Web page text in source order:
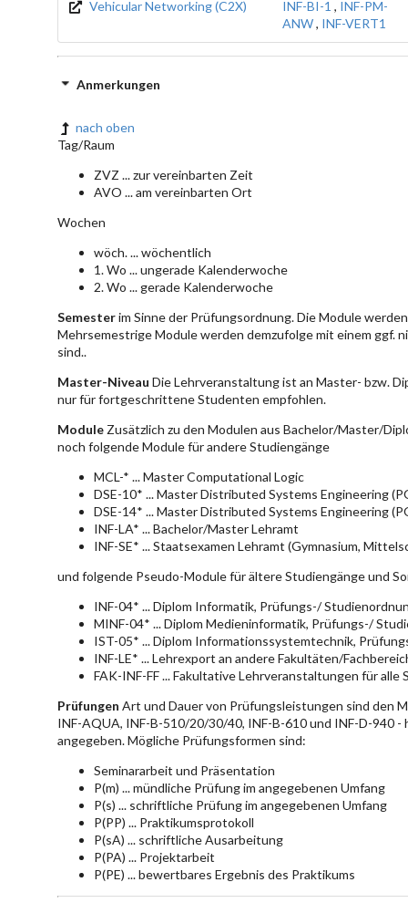
Vehicular Networking (C2X) INF-BI-1 , INF-PM-
ANW, INF-VERT1
Anmerkungen
nach oben
Tag/Raum
ZVZ ... zur vereinbarten Zeit
AVO ... am vereinbarten Ort
Wochen
wöch. ... wöchentlich
1. Wo ... ungerade Kalenderwoche
2. Wo ... gerade Kalenderwoche
Semesterim Sinne der Prüfungsordnung. Die Module
Mehrsemestrige Module werden demzufolge mit einem ggf.
sind..
Master-Niveau Die Lehrveranstaltung ist an Master- bzw.
nur für fortgeschrittene Studenten empfohlen.
Module Zusätzlich zu den Modulen aus Bachelor/Master/
noch folgende Module für andere Studiengänge
MCL-* ... Master Computational Logic
DSE-10* ... Master Distributed Systems Engineering
DSE-14* ... Master Distributed Systems Engineering
INF-LA* ... Bachelor/Master Lehramt
INF-SE* ... Staatsexamen Lehramt (Gymnasium,
und folgende Pseudo-Module für ältere Studiengänge und
INF-04* ... Diplom Informatik, Prüfungs-/
MINF-04* ... Diplom Medieninformatik, Prüfungs-/
IST-05* ... Diplom Informationssystemtechnik,
INF-LE* ... Lehrexport an andere Fakultäten/
FAK-INF-FF ... Fakultative Lehrveranstaltungen für
Prüfungen Art und Dauer von Prüfungsleistungen sind den
INF-AQUA, INF-B-510/20/30/40, INF-B-610 und INF-D-940
angegeben. Mögliche Prüfungsformen sind:
Seminararbeit und Präsentation
P(m) ... mündliche Prüfung im angegebenen Umfang
P(s) ... schriftliche Prüfung im angegebenen Umfang
P(PP) ... Praktikumsprotokoll
P(sA) ... schriftliche Ausarbeitung
P(PA) ... Projektarbeit
P(PE) ... bewertbares Ergebnis des Praktikums